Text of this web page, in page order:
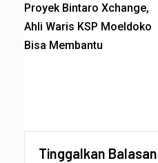
Proyek Bintaro Xchange,
Ahli Waris KSP Moeldoko
Bisa Membantu
Tinggalkan Balasan